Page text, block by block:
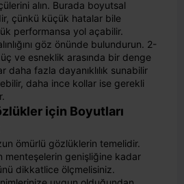
alın. Burada boyutsal
çünkü küçük hatalar bile
performansa yol açabilir.
göz önünde bulundurun. 2-
ve esneklik arasında bir denge
daha fazla dayanıklılık sunabilir
daha ince kollar ise gerekli
için Boyutları
ömürlü gözlüklerin temelidir.
menteşelerin genişliğine kadar
dikkatlice ölçmelisiniz.